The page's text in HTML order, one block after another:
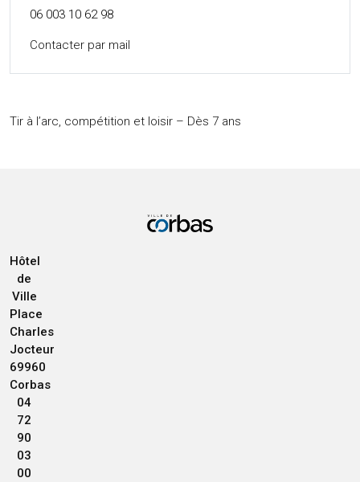
06 003 10 62 98
Contacter par mail
Tir à l’arc, compétition et loisir – Dès 7 ans
Hôtel
de
Ville
Place
Charles
Jocteur
69960
Corbas
04
72
90
03
00